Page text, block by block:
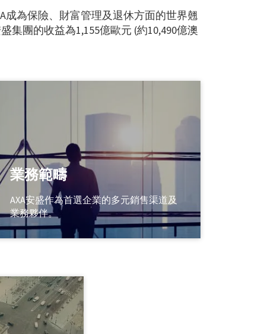
成為保險、財富管理及退休方面的世界翹
集團的收益為1,155億歐元 (約10,490億澳
業務範疇
AXA安盛作為首選企業的多元銷售渠道及
業務夥伴。